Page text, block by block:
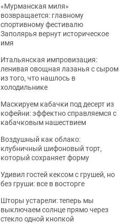
«Мурманская миля»
возвращается: главному
спортивному фестивалю
Заполярья вернут историческое
имя
Итальянская импровизация:
ленивая овощная лазанья с сыром
из того, что нашлось в
холодильнике
Маскируем кабачки под десерт из
кофейни: эффектно справляемся с
кабачковым нашествием
Воздушный как облако:
клубничный шифоновый торт,
который сохраняет форму
Удивил гостей кексом с грушей, но
без груши: все в восторге
Шторы устарели: теперь мы
выключаем солнце прямо через
стекло одной кнопкой